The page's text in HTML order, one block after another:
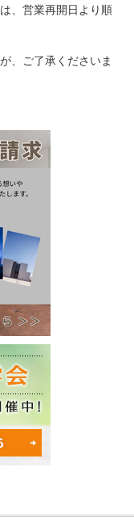
、営業再開日より順
、ご了承くださいま